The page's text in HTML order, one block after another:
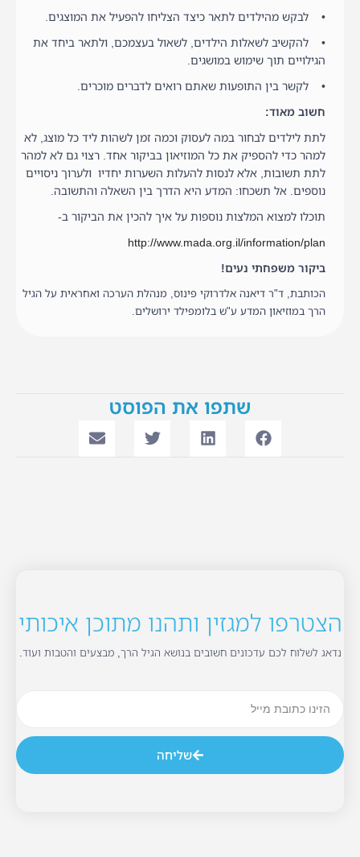
• לבקש מהילדים לתאר כיצד הצליחו להפעיל את המוצגים.
• להקשיב לשאלות הילדים, לשאול בעצמכם, ולתאר ביחד את
הגילויים תוך שימוש במושגים.
• לקשר בין התופעות שאתם רואים לדברים מוכרים.
חשוב מאוד:
לתת לילדים לבחור במה לעסוק וכמה זמן לשהות ליד כל מוצג, לא
למהר כדי להספיק את כל המוזיאון בביקור אחד. רצוי גם לא למהר
לתת תשובות, אלא לנסות להעלות השערות יחדיו ולערוך ניסויים
נוספים. אל תשכחו: המדע היא הדרך בין השאלה והתשובה.
תוכלו למצוא המלצות נוספות על איך להכין את הביקור ב-
http://www.mada.org.il/information/plan
ביקור משפחתי נעים!
הכותבת, ד"ר דיאנה אלדרוקי פינוס, מנהלת הערכה ואחראית על הגיל
הרך במוזיאון המדע ע"ש בלומפילד ירושלים.
שתפו את הפוסט
הצטרפו למגזין ותהנו מתוכן איכותי
נדאג לשלוח לכם עדכונים חשובים בנושא הגיל הרך, מבצעים והטבות ועוד.
שליחה